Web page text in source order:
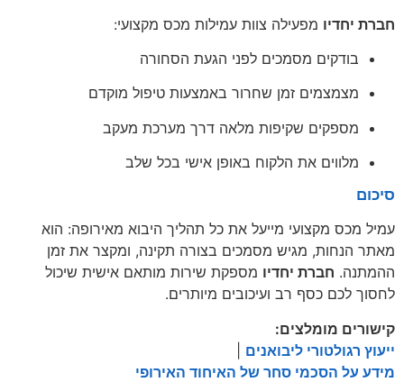
חברת יחדיו מפעילה צוות עמילות מכס מקצועי:
בודקים מסמכים לפני הגעת הסחורה
מצמצמים זמן שחרור באמצעות טיפול מוקדם
מספקים שקיפות מלאה דרך מערכת מעקב
מלווים את הלקוח באופן אישי בכל שלב
סיכום
עמיל מכס מקצועי מייעל את כל תהליך היבוא מאירופה: הוא
מאתר הנחות, מגיש מסמכים בצורה תקינה, ומקצר את זמן
ההמתנה. חברת יחדיו מספקת שירות מותאם אישית שיכול
לחסוך לכם כסף רב ועיכובים מיותרים.
קישורים מומלצים:
ייעוץ רגולטורי ליבואנים
מידע על הסכמי סחר של האיחוד האירופי